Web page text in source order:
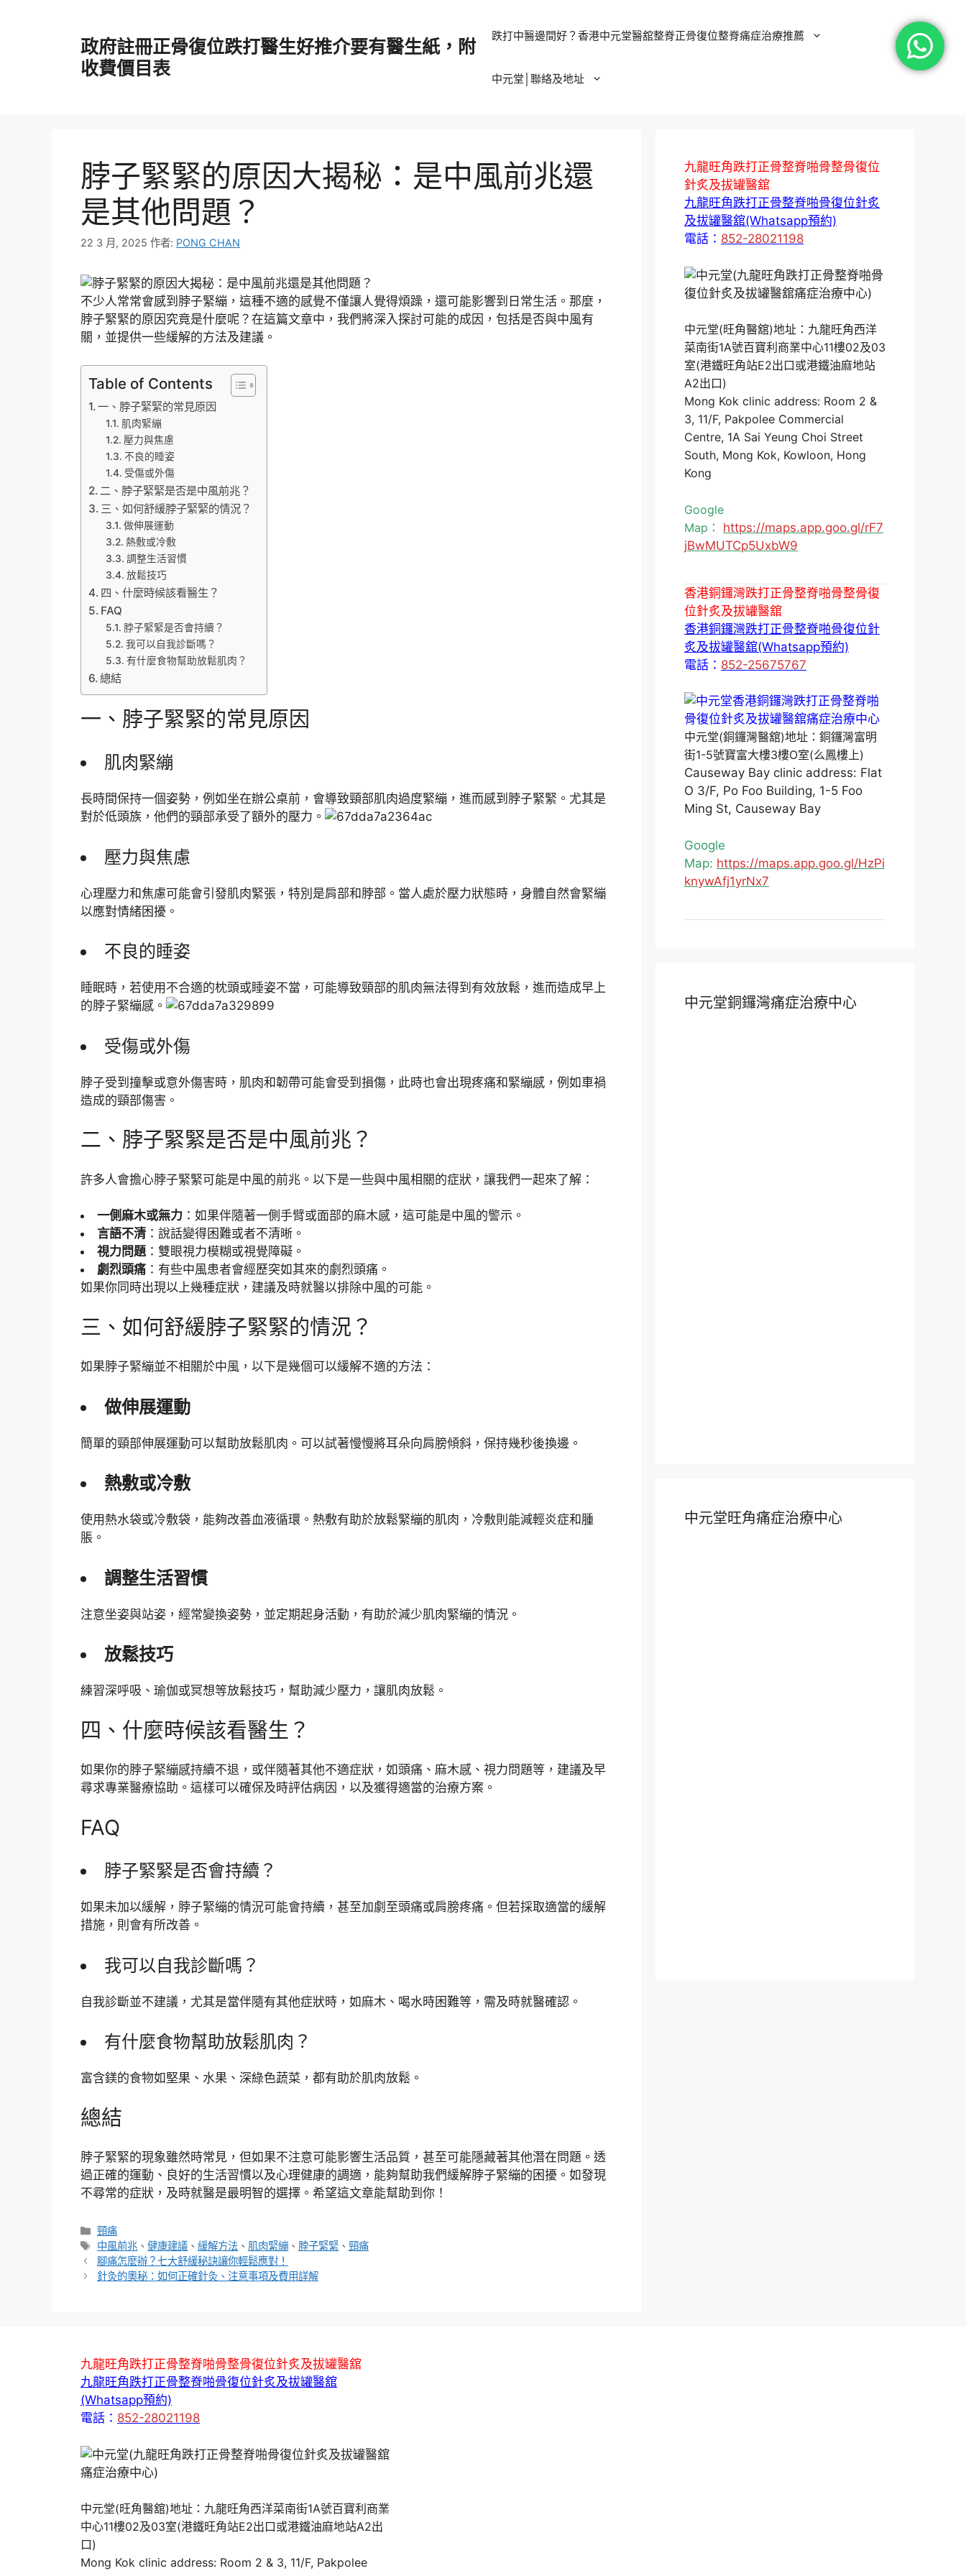
政府註冊正骨復位跌打醫生好推介要有醫生紙，附
收費價目表
跌打中醫邊間好？香港中元堂醫舘整脊正骨復位整脊痛症治療推薦
中元堂│聯絡及地址
脖子緊緊的原因大揭秘：是中風前兆還
是其他問題？
22 3 月, 2025 作者: PONG CHAN
不少人常常會感到脖子緊繃，這種不適的感覺不僅讓人覺得煩躁，還可能影響到日常生活。那麼，
脖子緊緊的原因究竟是什麼呢？在這篇文章中，我們將深入探討可能的成因，包括是否與中風有
關，並提供一些緩解的方法及建議。
Table of Contents
一、脖子緊緊的常見原因
肌肉緊繃
壓力與焦慮
不良的睡姿
受傷或外傷
二、脖子緊緊是否是中風前兆？
三、如何舒緩脖子緊緊的情況？
做伸展運動
熱敷或冷敷
調整生活習慣
放鬆技巧
四、什麼時候該看醫生？
FAQ
脖子緊緊是否會持續？
我可以自我診斷嗎？
有什麼食物幫助放鬆肌肉？
總結
一、脖子緊緊的常見原因
肌肉緊繃
長時間保持一個姿勢，例如坐在辦公桌前，會導致頸部肌肉過度緊繃，進而感到脖子緊緊。尤其是
對於低頭族，他們的頸部承受了額外的壓力。
壓力與焦慮
心理壓力和焦慮可能會引發肌肉緊張，特別是肩部和脖部。當人處於壓力狀態時，身體自然會緊繃
以應對情緒困擾。
不良的睡姿
睡眠時，若使用不合適的枕頭或睡姿不當，可能導致頸部的肌肉無法得到有效放鬆，進而造成早上
的脖子緊繃感。
受傷或外傷
脖子受到撞擊或意外傷害時，肌肉和韌帶可能會受到損傷，此時也會出現疼痛和緊繃感，例如車禍
造成的頸部傷害。
二、脖子緊緊是否是中風前兆？
許多人會擔心脖子緊緊可能是中風的前兆。以下是一些與中風相關的症狀，讓我們一起來了解：
一側麻木或無力 ：如果伴隨著一側手臂或面部的麻木感，這可能是中風的警示。
言語不清 ：說話變得困難或者不清晰。
視力問題：雙眼視力模糊或視覺障礙。
劇烈頭痛 ：有些中風患者會經歷突如其來的劇烈頭痛。
如果你同時出現以上幾種症狀，建議及時就醫以排除中風的可能。
三、如何舒緩脖子緊緊的情況？
如果脖子緊繃並不相關於中風，以下是幾個可以緩解不適的方法：
做伸展運動
簡單的頸部伸展運動可以幫助放鬆肌肉。可以試著慢慢將耳朵向肩膀傾斜，保持幾秒後換邊。
熱敷或冷敷
使用熱水袋或冷敷袋，能夠改善血液循環。熱敷有助於放鬆緊繃的肌肉，冷敷則能減輕炎症和腫
脹。
調整生活習慣
注意坐姿與站姿，經常變換姿勢，並定期起身活動，有助於減少肌肉緊繃的情況。
放鬆技巧
練習深呼吸、瑜伽或冥想等放鬆技巧，幫助減少壓力，讓肌肉放鬆。
四、什麼時候該看醫生？
如果你的脖子緊繃感持續不退，或伴隨著其他不適症狀，如頭痛、麻木感、視力問題等，建議及早
尋求專業醫療協助。這樣可以確保及時評估病因，以及獲得適當的治療方案。
FAQ
脖子緊緊是否會持續？
如果未加以緩解，脖子緊繃的情況可能會持續，甚至加劇至頭痛或肩膀疼痛。但若採取適當的緩解
措施，則會有所改善。
我可以自我診斷嗎？
自我診斷並不建議，尤其是當伴隨有其他症狀時，如麻木、喝水時困難等，需及時就醫確認。
有什麼食物幫助放鬆肌肉？
富含鎂的食物如堅果、水果、深綠色蔬菜，都有助於肌肉放鬆。
總結
脖子緊緊的現象雖然時常見，但如果不注意可能影響生活品質，甚至可能隱藏著其他潛在問題。透
過正確的運動、良好的生活習慣以及心理健康的調適，能夠幫助我們緩解脖子緊繃的困擾。如發現
不尋常的症狀，及時就醫是最明智的選擇。希望這文章能幫助到你！
分
類
頸痛
標
籤
中風前兆 、健康建議 、緩解方法 、 肌肉緊繃 、 脖子緊緊 、頸痛
腳痛怎麼辦？七大舒緩秘訣讓你輕鬆應對！
針灸的奧秘：如何正確針灸、注意事項及費用詳解
九龍旺角跌打正骨整脊啪骨整骨復位
針炙及拔罐醫舘
九龍旺角跌打正骨整脊啪骨復位針炙
及拔罐醫舘(Whatsapp預約)
電話： 852-28021198
中元堂(旺角醫舘)地址：九龍旺角西洋
菜南街1A號百寶利商業中心11樓02及03
室(港鐵旺角站E2出口或港鐵油麻地站
A2出口)
Mong Kok clinic address: Room 2 &
3, 11/F, Pakpolee Commercial
Centre, 1A Sai Yeung Choi Street
South, Mong Kok, Kowloon, Hong
Kong
Google
Map： https://maps.app.goo.gl/rF7
jBwMUTCp5UxbW9
香港銅鑼灣跌打正骨整脊啪骨整骨復
位針炙及拔罐醫舘
香港銅鑼灣跌打正骨整脊啪骨復位針
炙及拔罐醫舘(Whatsapp預約)
電話： 852-25675767
中元堂(銅鑼灣醫舘)地址：銅鑼灣富明
街1-5號寶富大樓3樓O室(么鳳樓上)
Causeway Bay clinic address: Flat
O 3/F, Po Foo Building, 1-5 Foo
Ming St, Causeway Bay
Google
Map: https://maps.app.goo.gl/HzPi
knywAfj1yrNx7
中元堂銅鑼灣痛症治療中心
中元堂旺角痛症治療中心
九龍旺角跌打正骨整脊啪骨整骨復位針炙及拔罐醫舘
九龍旺角跌打正骨整脊啪骨復位針炙及拔罐醫舘
(Whatsapp預約)
電話： 852-28021198
中元堂(旺角醫舘)地址：九龍旺角西洋菜南街1A號百寶利商業
中心11樓02及03室(港鐵旺角站E2出口或港鐵油麻地站A2出
口)
Mong Kok clinic address: Room 2 & 3, 11/F, Pakpolee